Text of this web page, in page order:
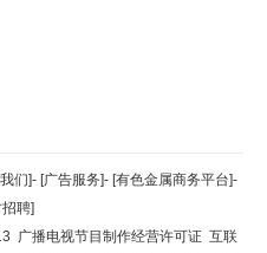
部
页
们]- [广告服务]- [有色金属商务平台]-
聘]
广播电视节目制作经营许可证 互联